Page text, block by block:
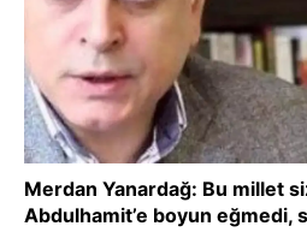
Merdan Yanardağ: Bu millet
Abdulhamit’e boyun eğmedi,